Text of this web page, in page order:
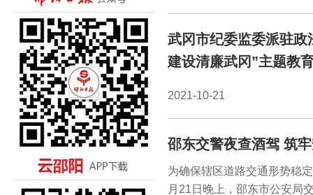
武冈市纪委监委派驻政
建设清廉武冈”主题教
2021-10-21
邵东交警夜查酒驾 筑
为确保辖区道路交通形势稳
月21日晚上，邵东市公安局